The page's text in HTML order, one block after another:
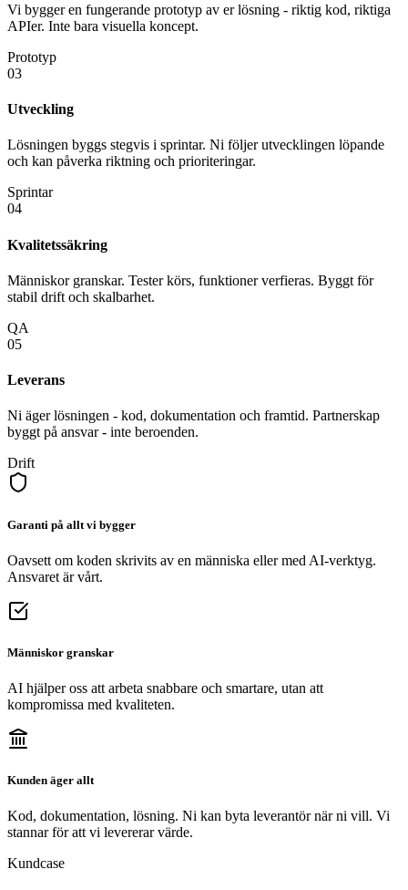
Vi bygger en fungerande prototyp av er lösning - riktig kod, riktiga
APIer. Inte bara visuella koncept.
Prototyp
03
Utveckling
Lösningen byggs stegvis i sprintar. Ni följer utvecklingen löpande
och kan påverka riktning och prioriteringar.
Sprintar
04
Kvalitetssäkring
Människor granskar. Tester körs, funktioner verfieras. Byggt för
stabil drift och skalbarhet.
QA
05
Leverans
Ni äger lösningen - kod, dokumentation och framtid. Partnerskap
byggt på ansvar - inte beroenden.
Drift
Garanti på allt vi bygger
Oavsett om koden skrivits av en människa eller med AI-verktyg.
Ansvaret är vårt.
Människor granskar
AI hjälper oss att arbeta snabbare och smartare, utan att
kompromissa med kvaliteten.
Kunden äger allt
Kod, dokumentation, lösning. Ni kan byta leverantör när ni vill. Vi
stannar för att vi levererar värde.
Kundcase